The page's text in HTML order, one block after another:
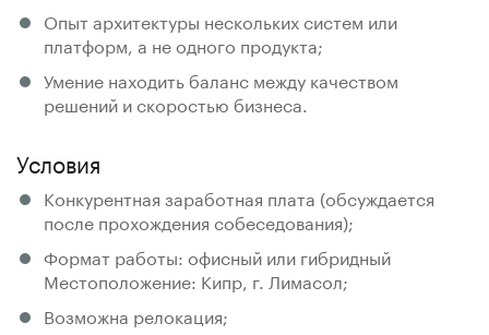
Опыт архитектуры нескольких систем или
платформ, а не одного продукта;
Умение находить баланс между качеством
решений и скоростью бизнеса.
Условия
Конкурентная заработная плата (обсуждается
после прохождения собеседования);
Формат работы: офисный или гибридный
Местоположение: Кипр, г. Лимасол;
Возможна релокация;